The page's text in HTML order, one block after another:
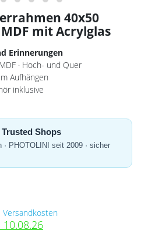
40x50
mit Acrylglas
Erinnerungen
· Hoch- und Quer
Aufhängen
inklusive
Trusted Shops
PHOTOLINI seit 2009 · sicher
Versandkosten